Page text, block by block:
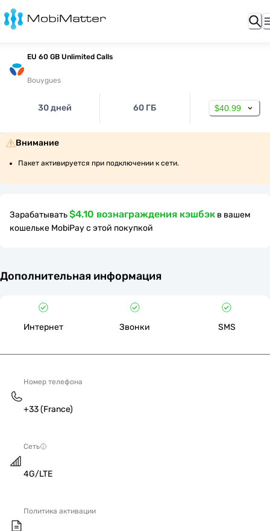
EU 60 GB Unlimited Calls
Bouygues
30 дней 60 ГБ $40.99
Внимание
Пакет активируется при подключении к сети.
Зарабатывать$4.10 вознаграждения кэшбэк в вашем
кошельке MobiPay с этой покупкой
Дополнительная информация
Интернет Звонки SMS
Номер телефона
+33 (France)
Сеть
4G/LTE
Политика активации